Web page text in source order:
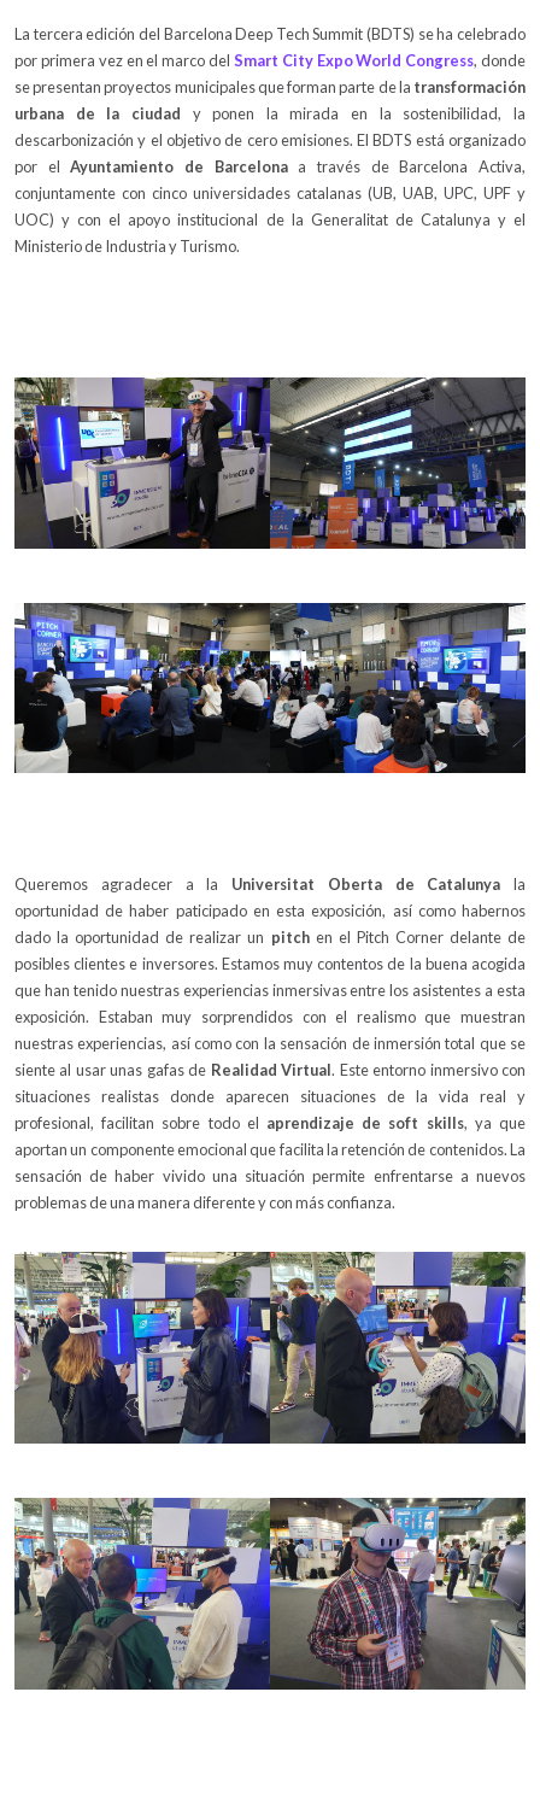
La tercera edición del Barcelona Deep Tech Summit (BDTS) se ha celebrado
por primera vez en el marco del Smart City Expo World Congress, donde
se presentan proyectos municipales que forman parte de la transformación
urbana de la ciudad y ponen la mirada en la sostenibilidad, la
descarbonización y el objetivo de cero emisiones. El BDTS está organizado
por elAyuntamiento de Barcelonaa través de Barcelona Activa,
conjuntamente con cinco universidades catalanas (UB, UAB, UPC, UPF y
UOC) y con el apoyo institucional de la Generalitat de Catalunya y el
Ministerio de Industria y Turismo.
Queremos agradecer a la Universitat Oberta de Catalunya la
oportunidad de haber paticipado en esta exposición, así como habernos
dado la oportunidad de realizar un pitchen el Pitch Corner delante de
posibles clientes e inversores. Estamos muy contentos de la buena acogida
que han tenido nuestras experiencias inmersivas entre los asistentes a esta
exposición. Estaban muy sorprendidos con el realismo que muestran
nuestras experiencias, así como con la sensación de inmersión total que se
siente al usar unas gafas de Realidad Virtual. Este entorno inmersivo con
situaciones realistas donde aparecen situaciones de la vida real y
profesional, facilitan sobre todo el aprendizaje de soft skills, ya que
aportan un componente emocional que facilita la retención de contenidos. La
sensación de haber vivido una situación permite enfrentarse a nuevos
problemas de una manera diferente y con más confianza.